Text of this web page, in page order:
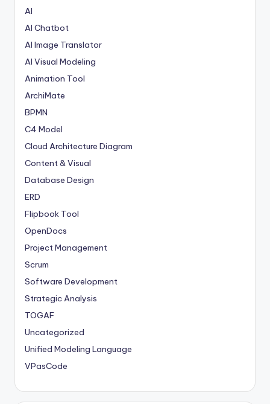
AI
AI Chatbot
AI Image Translator
AI Visual Modeling
Animation Tool
ArchiMate
BPMN
C4 Model
Cloud Architecture Diagram
Content & Visual
Database Design
ERD
Flipbook Tool
OpenDocs
Project Management
Scrum
Software Development
Strategic Analysis
TOGAF
Uncategorized
Unified Modeling Language
VPasCode